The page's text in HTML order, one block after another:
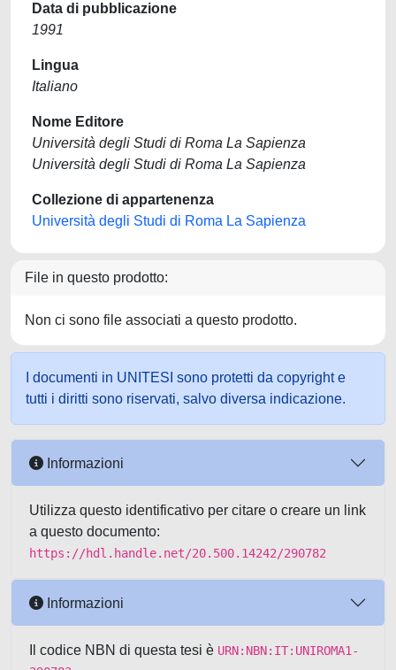
Data di pubblicazione
1991
Lingua
Italiano
Nome Editore
Università degli Studi di Roma La Sapienza
Università degli Studi di Roma La Sapienza
Collezione di appartenenza
Università degli Studi di Roma La Sapienza
File in questo prodotto:
Non ci sono file associati a questo prodotto.
I documenti in UNITESI sono protetti da copyright e
tutti i diritti sono riservati, salvo diversa indicazione.
Informazioni
Utilizza questo identificativo per citare o creare un link
a questo documento:
https://hdl.handle.net/20.500.14242/290782
Informazioni
Il codice NBN di questa tesi è URN:NBN:IT:UNIROMA1-